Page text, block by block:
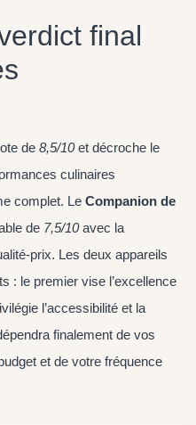
final
de 8,5/10et décroche le
culinaires
complet. Le Companion de
de 7,5/10avec la
prix. Les deux appareils
: le premier vise l’excellence
l’accessibilité et la
finalement de vos
et de votre fréquence